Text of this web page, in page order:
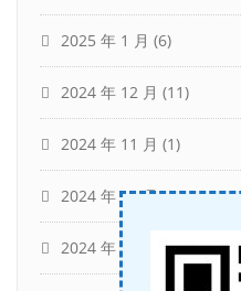
2025 年 1 月 (6)
2024 年 12 月 (11)
2024 年 11 月 (1)
2024 年 10 月(5)
2024 年 9 月 (8)